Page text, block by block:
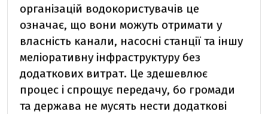
організацій водокористувачів це
означає, що вони можуть отримати у
власність канали, насосні станції та іншу
меліоративну інфраструктуру без
додаткових витрат. Це здешевлює
процес і спрощує передачу, бо громади
та держава не мусять нести додаткові